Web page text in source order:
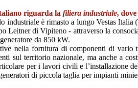
riguarda la filiera industriale,
industriale è rimasto a lungo Vestas
Leitner di Vipiteno - attraverso la
da 850 kW.
nella fornitura di componenti di
sul territorio nazionale, ma anche a
per i lavori civili e l’installazione
di piccola taglia per impianti